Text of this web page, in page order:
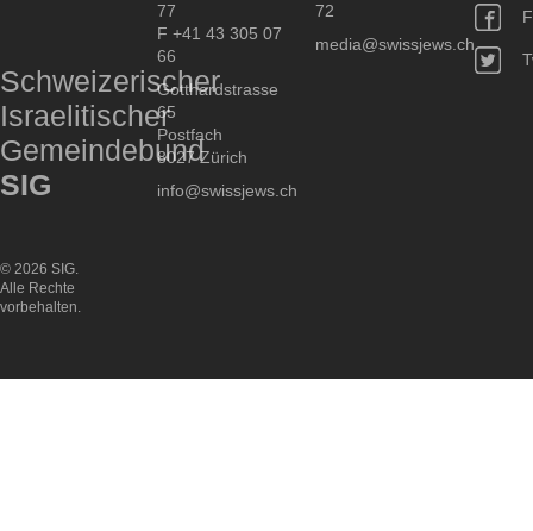
Schweizerischer
Israelitischer
Gemeindebund
SIG
77
F +41 43 305 07
66
Gotthardstrasse
65
Postfach
8027 Zürich
info@swissjews.ch
72
media@swissjews.ch
© 2026 SIG.
Alle Rechte
vorbehalten.